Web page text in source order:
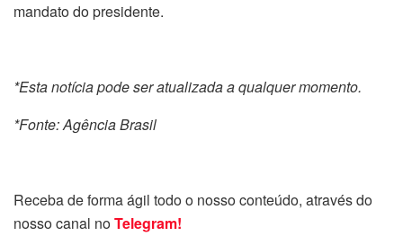
mandato do presidente.
*Esta notícia pode ser atualizada a qualquer momento.
*Fonte: Agência Brasil
Receba de forma ágil todo o nosso conteúdo, através do
nosso canal noTelegram!